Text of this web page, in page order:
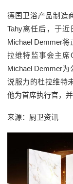
德国卫浴产品制造
Tahy离任后，于
Michael Demmer
拉维特监事会主席
Michael Demmer
说服力的杜拉维特
他为首席执行官，
来源：厨卫资讯